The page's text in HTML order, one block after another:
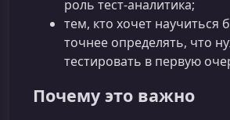
роль тест-аналитика;
тем, кто хочет научиться
точнее определять, что
тестировать в первую
Почему это важно